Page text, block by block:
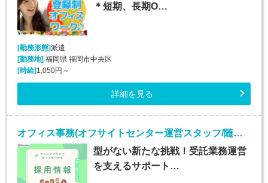
＊短期、長期O…
[勤務形態]派遣
[勤務地]福岡県 福岡市中央区
[時給]1,050円～
詳細を見る
オフィス事務(オフサイトセンター運営スタッフ/随時入社/長期)
型がない新たな挑戦！受託業務運営
を支えるサポート…